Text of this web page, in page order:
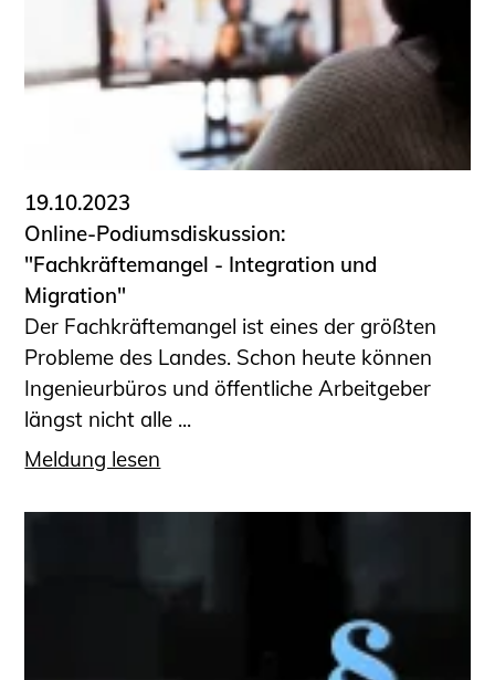
19.10.2023
Online-Podiumsdiskussion:
"Fachkräftemangel - Integration und
Migration"
Der Fachkräftemangel ist eines der größten
Probleme des Landes. Schon heute können
Ingenieurbüros und öffentliche Arbeitgeber
längst nicht alle ...
Meldung lesen